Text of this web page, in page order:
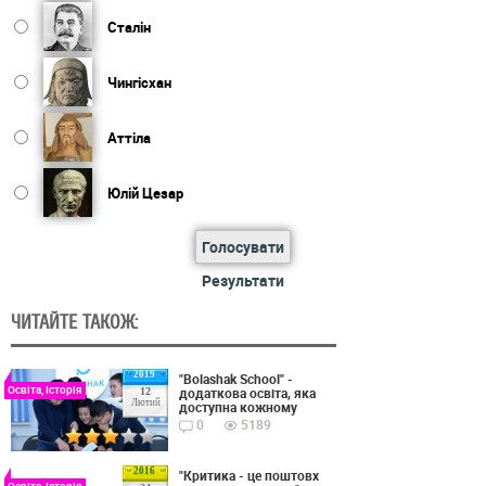
Сталін
Чингісхан
Аттіла
Юлій Цезар
Голосувати
Результати
ЧИТАЙТЕ ТАКОЖ:
2019
12
Лютий
Освіта, Історія
"Bolashak School" -
додаткова освіта, яка
доступна кожному
0
5189
2016
"Критика - це поштовх